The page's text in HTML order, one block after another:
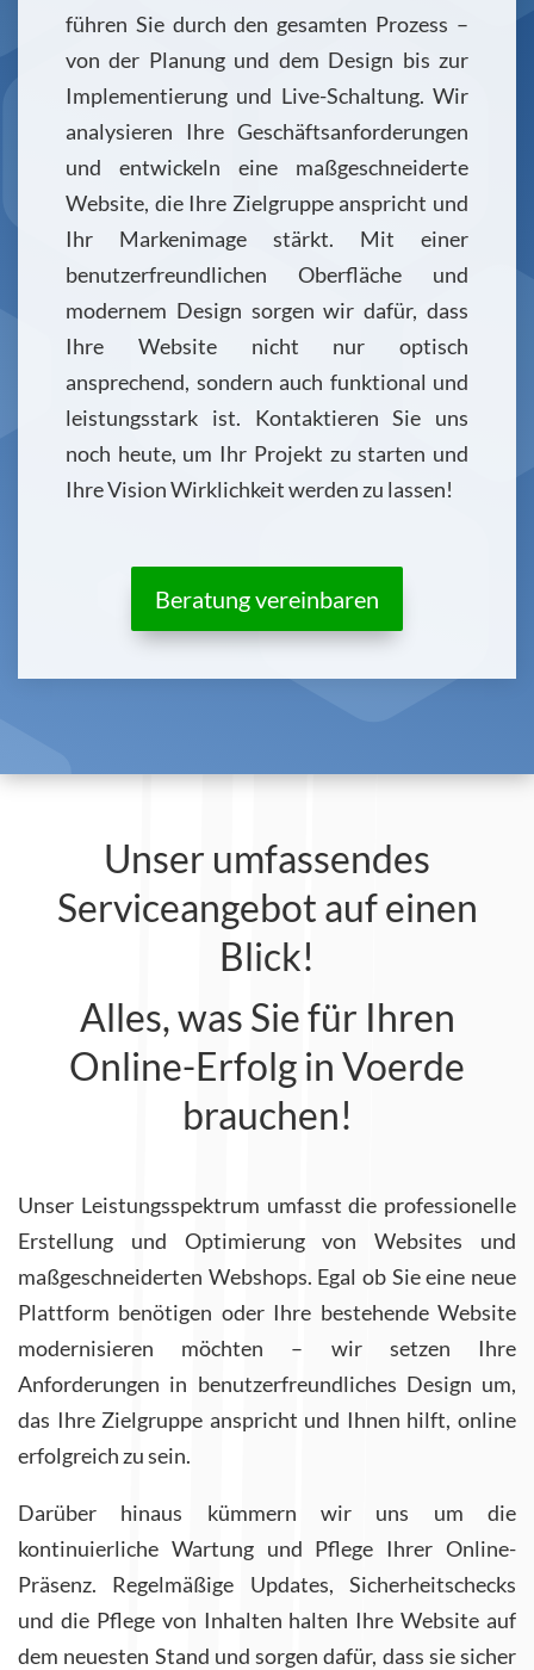
führen Sie durch den gesamten Prozess –
von der Planung und dem Design bis zur
Implementierung und Live-Schaltung. Wir
analysieren Ihre Geschäftsanforderungen
und entwickeln eine maßgeschneiderte
Website, die Ihre Zielgruppe anspricht und
Ihr Markenimage stärkt. Mit einer
benutzerfreundlichen Oberfläche und
modernem Design sorgen wir dafür, dass
Ihre Website nicht nur optisch
ansprechend, sondern auch funktional und
leistungsstark ist. Kontaktieren Sie uns
noch heute, um Ihr Projekt zu starten und
Ihre Vision Wirklichkeit werden zu lassen!
Beratung vereinbaren
Unser umfassendes
Serviceangebot auf einen
Blick!
Alles, was Sie für Ihren
Online-Erfolg in Voerde
brauchen!
Unser Leistungsspektrum umfasst die professionelle
Erstellung und Optimierung von Websites und
maßgeschneiderten Webshops. Egal ob Sie eine neue
Plattform benötigen oder Ihre bestehende Website
modernisieren möchten – wir setzen Ihre
Anforderungen in benutzerfreundliches Design um,
das Ihre Zielgruppe anspricht und Ihnen hilft, online
erfolgreich zu sein.
Darüber hinaus kümmern wir uns um die
kontinuierliche Wartung und Pflege Ihrer Online-
Präsenz. Regelmäßige Updates, Sicherheitschecks
und die Pflege von Inhalten halten Ihre Website auf
dem neuesten Stand und sorgen dafür, dass sie sicher